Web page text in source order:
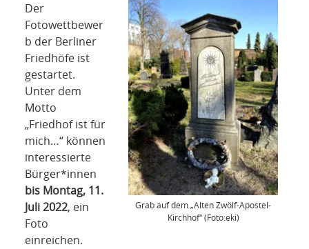
SPONSORING
KONTAKT
Grab auf dem „Alten Zwölf-Apostel-
Kirchhof“ (Foto:eki)
Der
Fotowettbewer
b der Berliner
Friedhöfe ist
gestartet.
Unter dem
Motto
„Friedhof ist für
mich…“ können
interessierte
Bürger*innen
bis Montag, 11.
Juli 2022, ein
Foto
einreichen.